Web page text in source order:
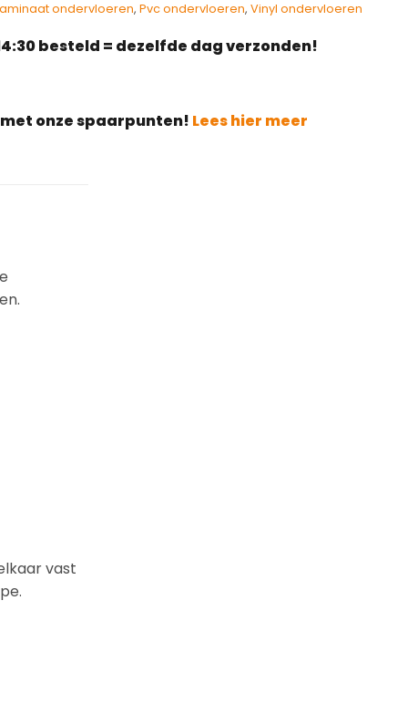
ondervloeren, Pvc ondervloeren, Vinyl ondervloeren
besteld = dezelfde dag verzonden!
onze spaarpunten! Lees hier meer
vast